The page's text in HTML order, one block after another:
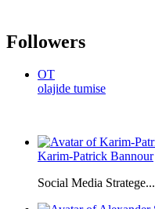
Followers
OT
olajide tumise
Karim-Patrick Bannour
Social Media Stratege...